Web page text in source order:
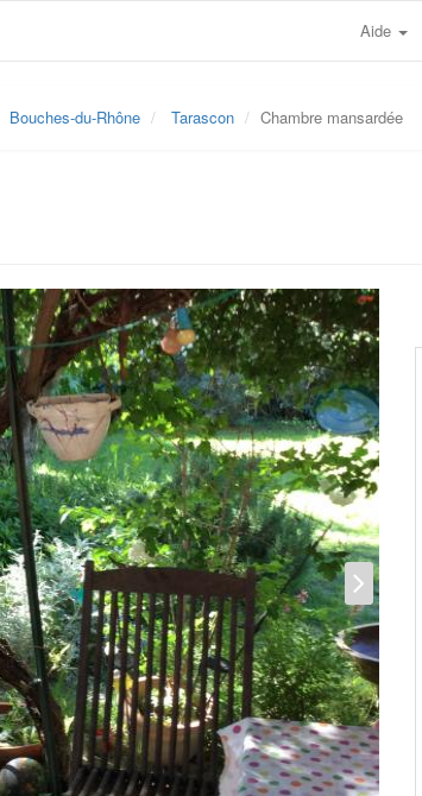
Aide
Bouches-du-Rhône Tarascon Chambre mansardée